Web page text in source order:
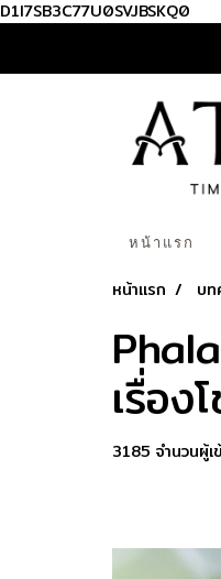
D1I7SB3C77U0SVJBSKQ0
หน้าแรก
หน้าแรก บท
เรื่อง
3185 จำนวนผู้เ